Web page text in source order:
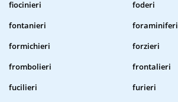
fiocinieri
foderi
fontanieri
foraminiferi
formichieri
forzieri
frombolieri
frontalieri
fucilieri
furieri